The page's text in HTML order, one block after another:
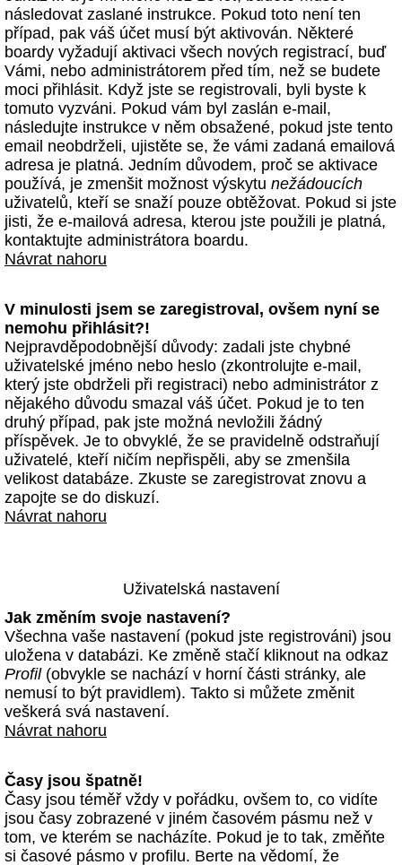
následovat zaslané instrukce. Pokud toto není ten
případ, pak váš účet musí být aktivován. Některé
boardy vyžadují aktivaci všech nových registrací, buď
Vámi, nebo administrátorem před tím, než se budete
moci přihlásit. Když jste se registrovali, byli byste k
tomuto vyzváni. Pokud vám byl zaslán e-mail,
následujte instrukce v něm obsažené, pokud jste tento
email neobdrželi, ujistěte se, že vámi zadaná emailová
adresa je platná. Jedním důvodem, proč se aktivace
používá, je zmenšit možnost výskytu nežádoucích
uživatelů, kteří se snaží pouze obtěžovat. Pokud si jste
jisti, že e-mailová adresa, kterou jste použili je platná,
kontaktujte administrátora boardu.
Návrat nahoru
V minulosti jsem se zaregistroval, ovšem nyní se
nemohu přihlásit?!
Nejpravděpodobnější důvody: zadali jste chybné
uživatelské jméno nebo heslo (zkontrolujte e-mail,
který jste obdrželi při registraci) nebo administrátor z
nějakého důvodu smazal váš účet. Pokud je to ten
druhý případ, pak jste možná nevložili žádný
příspěvek. Je to obvyklé, že se pravidelně odstraňují
uživatelé, kteří ničím nepřispěli, aby se zmenšila
velikost databáze. Zkuste se zaregistrovat znovu a
zapojte se do diskuzí.
Návrat nahoru
Uživatelská nastavení
Jak změním svoje nastavení?
Všechna vaše nastavení (pokud jste registrováni) jsou
uložena v databázi. Ke změně stačí kliknout na odkaz
Profil(obvykle se nachází v horní části stránky, ale
nemusí to být pravidlem). Takto si můžete změnit
veškerá svá nastavení.
Návrat nahoru
Časy jsou špatně!
Časy jsou téměř vždy v pořádku, ovšem to, co vidíte
jsou časy zobrazené v jiném časovém pásmu než v
tom, ve kterém se nacházíte. Pokud je to tak, změňte
si časové pásmo v profilu. Berte na vědomí, že